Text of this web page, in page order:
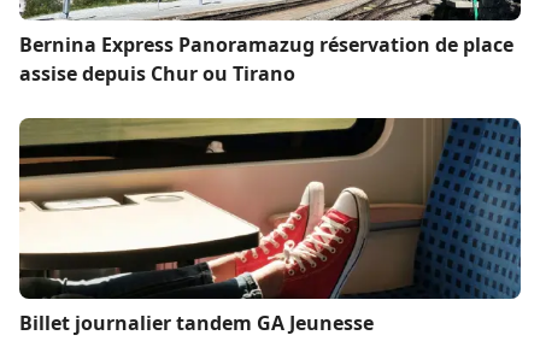
Bernina Express Panoramazug réservation de place
assise depuis Chur ou Tirano
Billet journalier tandem GA Jeunesse